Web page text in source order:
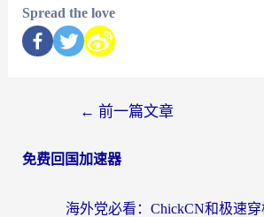
Spread the love
← 前一篇文章
免费回国加速器